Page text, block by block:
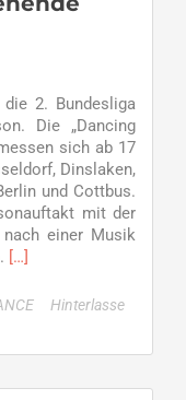
2. Bundesliga
Die „Dancing
sich ab 17
Dinslaken,
und Cottbus.
mit der
nach einer Musik
Read
about
TCGW
[…]
Hinterlasse